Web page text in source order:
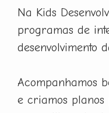
Na Kids
programas de
desenvolvimento
Acompanhamos
e criamos planos